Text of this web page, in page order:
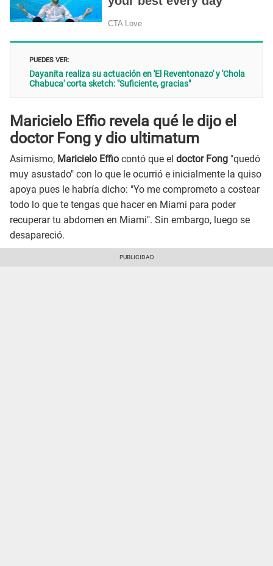
PUEDES VER:
Dayanita realiza su actuación en 'El Reventonazo' y 'Chola
Chabuca' corta sketch: "Suficiente, gracias"
Maricielo Effio revela qué le dijo el
doctor Fong y dio ultimatum
Asimismo, Maricielo Effio contó que el doctor Fong "quedó
muy asustado" con lo que le ocurrió e inicialmente la quiso
apoya pues le habría dicho: "Yo me comprometo a costear
todo lo que te tengas que hacer en Miami para poder
recuperar tu abdomen en Miami". Sin embargo, luego se
desapareció.